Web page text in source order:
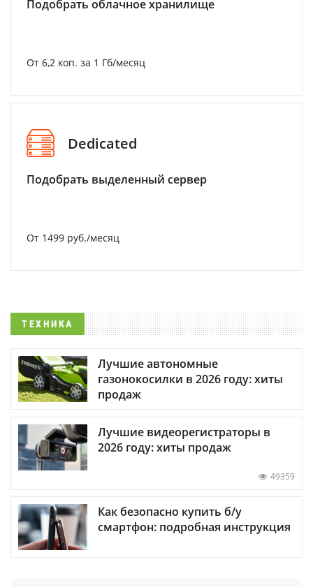
Подобрать облачное хранилище
От 6,2 коп. за 1 Гб/месяц
Dedicated
Подобрать выделенный сервер
От 1499 руб./месяц
ТЕХНИКА
Лучшие автономные
газонокосилки в 2026 году: хиты
продаж
Лучшие видеорегистраторы в
2026 году: хиты продаж
49359
Как безопасно купить б/у
смартфон: подробная инструкция